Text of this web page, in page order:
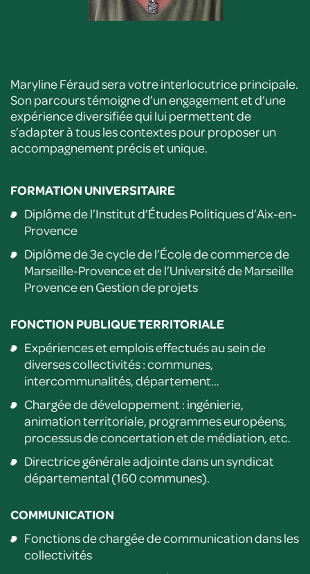
Maryline Féraud sera votre interlocutrice principale.
Son parcours témoigne d’un engagement et d’une
expérience diversifiée qui lui permettent de
s’adapter à tous les contextes pour proposer un
accompagnement précis et unique.
FORMATION UNIVERSITAIRE
Diplôme de l’Institut d’Études Politiques d’Aix-en-
Provence
Diplôme de 3e cycle de l’École de commerce de
Marseille-Provence et de l’Université de Marseille
Provence en Gestion de projets
FONCTION PUBLIQUE TERRITORIALE
Expériences et emplois effectués au sein de
diverses collectivités : communes,
intercommunalités, département…
Chargée de développement : ingénierie,
animation territoriale, programmes européens,
processus de concertation et de médiation, etc.
Directrice générale adjointe dans un syndicat
départemental (160 communes).
COMMUNICATION
Fonctions de chargée de communication dans les
collectivités